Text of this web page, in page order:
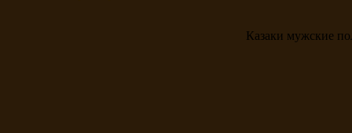
Казаки мужские